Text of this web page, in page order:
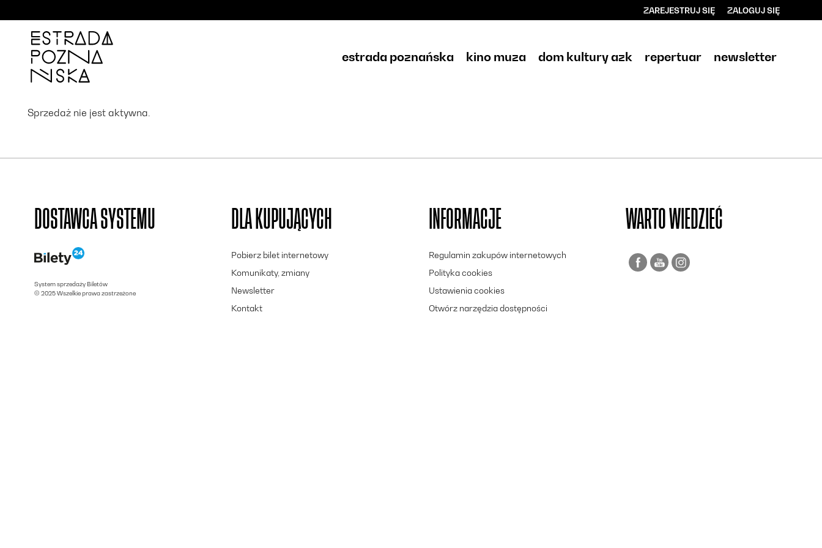
ZAREJESTRUJ SIĘ ZALOGUJ SIĘ
estrada poznańska kino muza dom kultury azk repertuar newsletter
Sprzedaż nie jest aktywna.
DOSTAWCA SYSTEMU
System sprzedaży Biletów
© 2025 Wszelkie prawa zastrzeżone
DLA KUPUJĄCYCH
Pobierz bilet internetowy
Komunikaty, zmiany
Newsletter
Kontakt
INFORMACJE
Regulamin zakupów internetowych
Polityka cookies
Ustawienia cookies
Otwórz narzędzia dostępności
WARTO WIEDZIEĆ